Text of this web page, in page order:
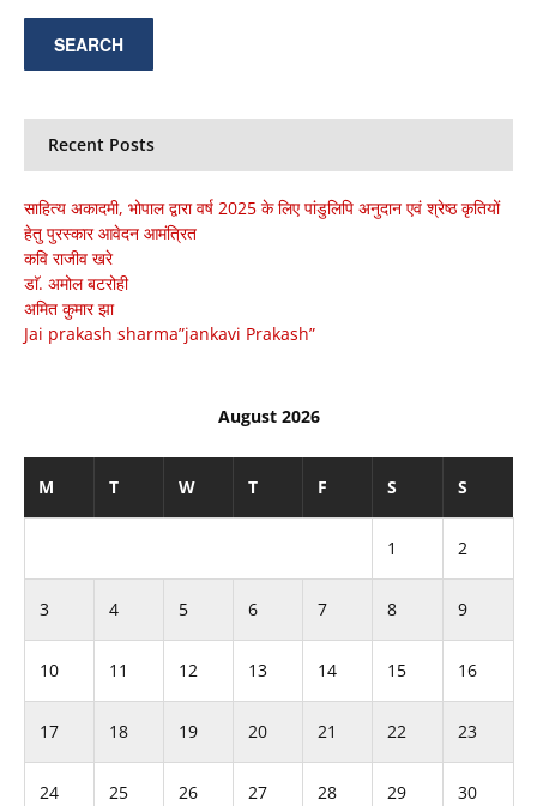
Recent Posts
साहित्य अकादमी, भोपाल द्वारा वर्ष 2025 के लिए पांडुलिपि अनुदान एवं श्रेष्ठ कृतियों
हेतु पुरस्कार आवेदन आमंत्रित
कवि राजीव खरे
डाॅ. अमोल बटरोही
अमित कुमार झा
Jai prakash sharma”jankavi Prakash”
August 2026
M T W T F S S
1 2
3 4 5 6 7 8 9
10 11 12 13 14 15 16
17 18 19 20 21 22 23
24 25 26 27 28 29 30